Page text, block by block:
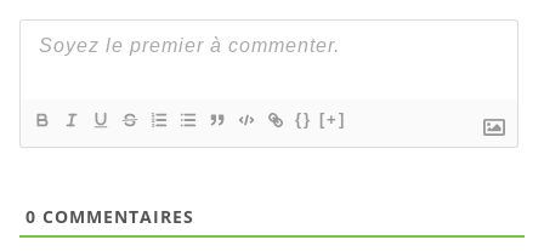
{} [+]
0 COMMENTAIRES